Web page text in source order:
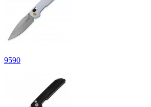
9590